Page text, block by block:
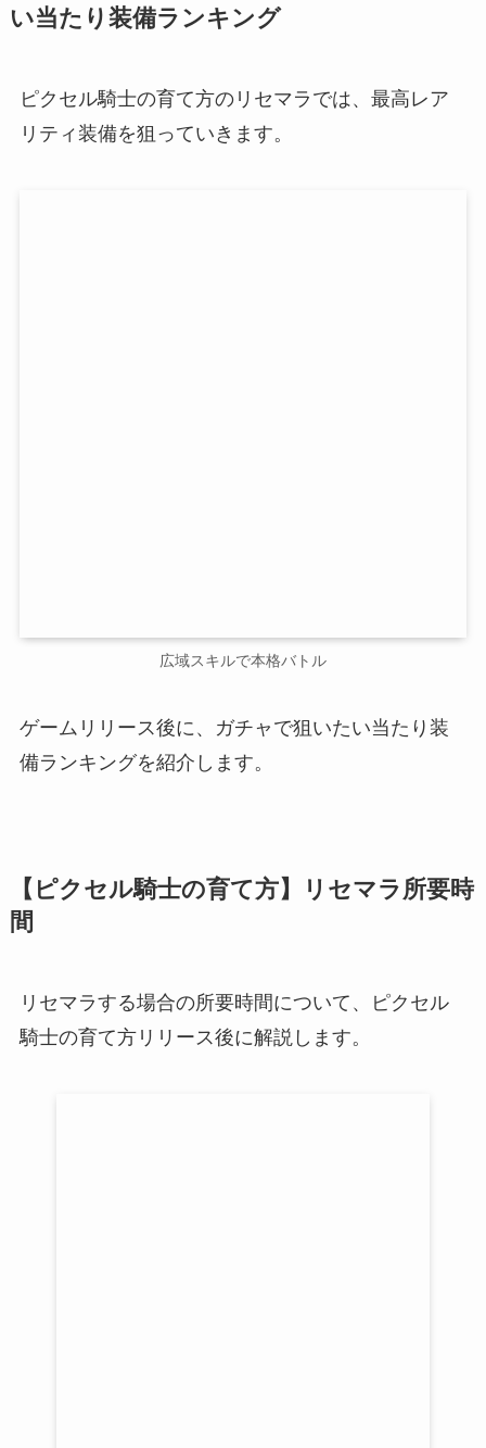
い当たり装備ランキング
ピクセル騎士の育て方のリセマラでは、最高レア
リティ装備を狙っていきます。
広域スキルで本格バトル
ゲームリリース後に、ガチャで狙いたい当たり装
備ランキングを紹介します。
【ピクセル騎士の育て方】リセマラ所要時
間
リセマラする場合の所要時間について、ピクセル
騎士の育て方リリース後に解説します。